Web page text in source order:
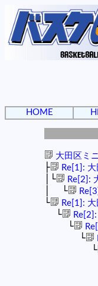
HOME
大田区ミ
├ Re[1]:
│└ Re[2]:
│ └
└ Re[1]:
└
└
└
└